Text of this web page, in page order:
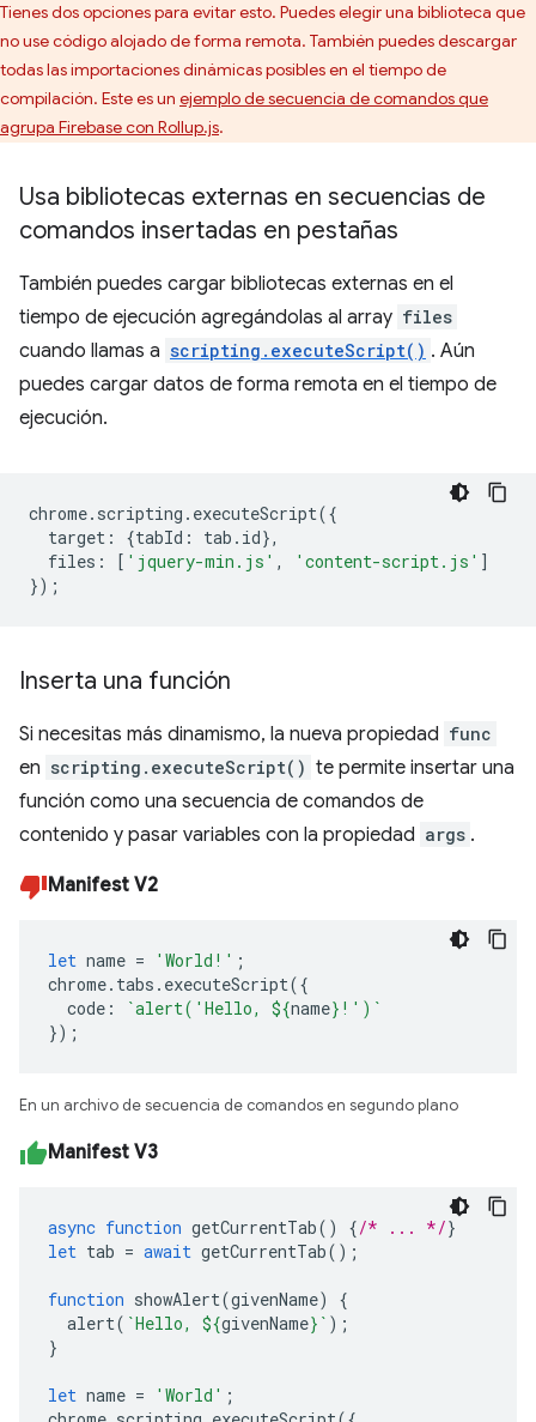
Tienes dos opciones para evitar esto. Puedes elegir una biblioteca que
no use código alojado de forma remota. También puedes descargar
todas las importaciones dinámicas posibles en el tiempo de
compilación. Este es un ejemplo de secuencia de comandos que
agrupa Firebase con Rollup.js.
Usa bibliotecas externas en secuencias de
comandos insertadas en pestañas
También puedes cargar bibliotecas externas en el
tiempo de ejecución agregándolas al array files
cuando llamas a scripting.executeScript() . Aún
puedes cargar datos de forma remota en el tiempo de
ejecución.
chrome. scripting . executeScript({
target : {tabId : tab . id},
files : [ 'jquery-min.js' , 'content-script.js' ]
});
Inserta una función
Si necesitas más dinamismo, la nueva propiedad func
en scripting.executeScript() te permite insertar una
función como una secuencia de comandos de
contenido y pasar variables con la propiedad args .
Manifest V2
let name = 'World!' ;
chrome. tabs . executeScript({
code : `alert('Hello, ${name} !')`
});
En un archivo de secuencia de comandos en segundo plano
Manifest V3
async function getCurrentTab() {/* ... */}
let tab = await getCurrentTab();
function showAlert(givenName)
{
alert( `Hello, ${givenName} ` );
}
let name = 'World' ;